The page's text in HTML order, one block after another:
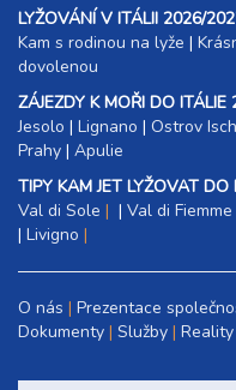
LYŽOVÁNÍ V ITÁLII 2026/
Kam s rodinou na lyže |​
dovolenou
ZÁJEZDY K MOŘI DO ITÁLIE
Jesolo | Lignano | Ostrov
Prahy | Apulie
TIPY KAM JET LYŽOVAT
Val di Sole
| Val di Fiemme
| Livigno
O nás Prezentace
Dokumenty Služby